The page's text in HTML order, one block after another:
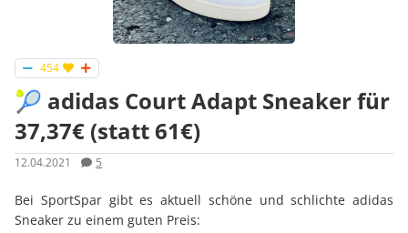
454
🎾 adidas Court Adapt Sneaker für
37,37€ (statt 61€)
12.04.2021 5
Bei SportSpar gibt es aktuell schöne und schlichte adidas
Sneaker zu einem guten Preis: